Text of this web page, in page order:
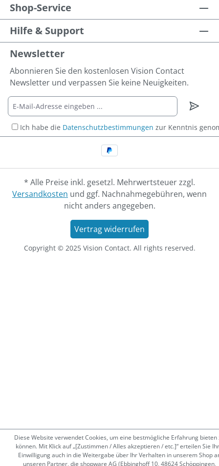
Shop-Service
Hilfe & Support
Newsletter
Abonnieren Sie den kostenlosen Vision Contact
Newsletter und verpassen Sie keine Neuigkeiten.
Ich habe die Datenschutzbestimmungen zur Kenntnis
* Alle Preise inkl. gesetzl. Mehrwertsteuer zzgl.
Versandkosten und ggf. Nachnahmegebühren, wenn
nicht anders angegeben.
Vertrag widerrufen
Copyright © 2025 Vision Contact. All rights reserved.
Diese Website verwendet Cookies, um eine bestmögliche Erfahrung bieten
können. Mit Klick auf „[Zustimmen / Alles akzeptieren / etc.]“ erteilen Sie
Einwilligung auch in die Weitergabe über Ihr Verhalten in unserem Shop
unseren Partner, die shopware AG (Ebbinghoff 10, 48624 Schöppingen,